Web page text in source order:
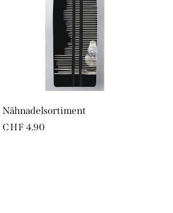
Nähnadelsortiment
CHF 4.90